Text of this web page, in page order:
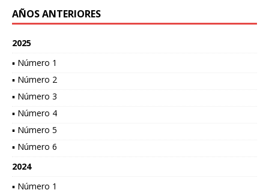
AÑOS ANTERIORES
2025
▪ Número 1
▪ Número 2
▪ Número 3
▪ Número 4
▪ Número 5
▪ Número 6
2024
▪ Número 1